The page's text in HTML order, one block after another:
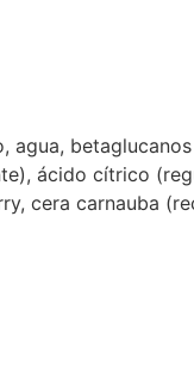
ácido cítrico
cera carnauba